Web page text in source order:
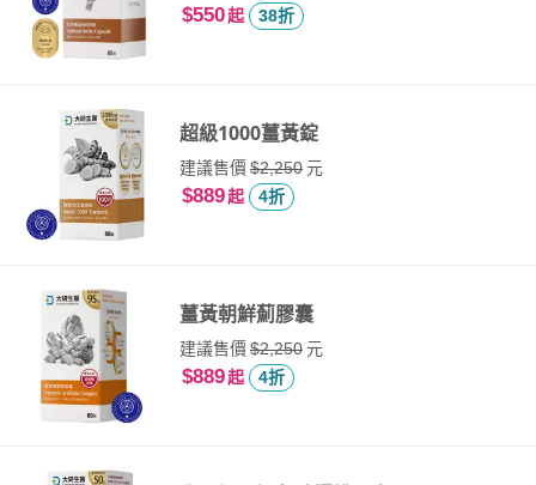
$550起 38折
超級1000薑黃錠
建議售價$2,250元
$889起 4折
薑黃朝鮮薊膠囊
建議售價$2,250元
$889起 4折